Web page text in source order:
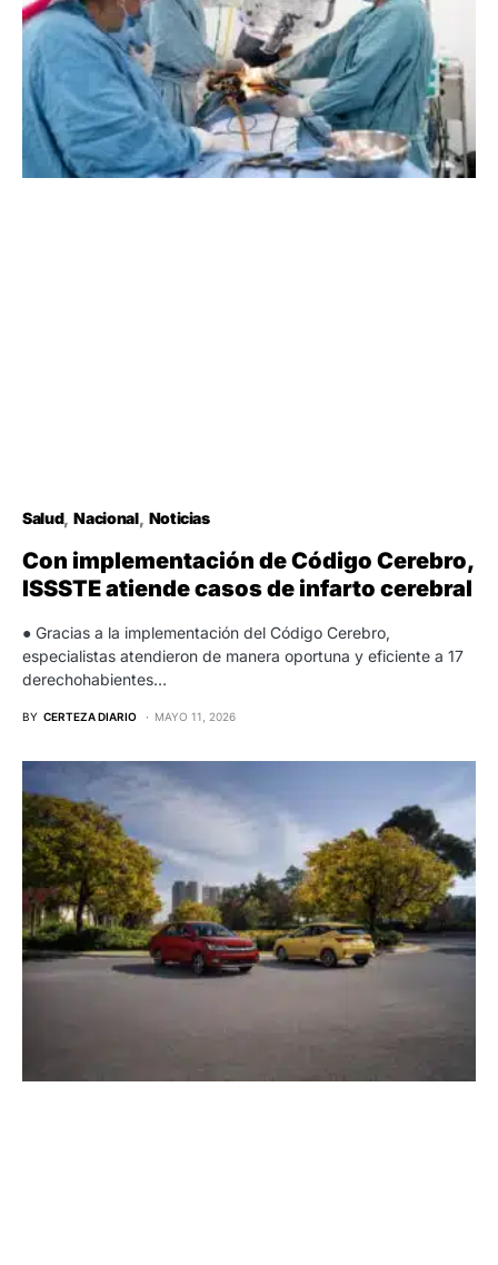
Salud Nacional Noticias
Con implementación de Código Cerebro,
ISSSTE atiende casos de infarto cerebral
● Gracias a la implementación del Código Cerebro,
especialistas atendieron de manera oportuna y eficiente a 17
derechohabientes…
BY CERTEZA DIARIO MAYO 11, 2026